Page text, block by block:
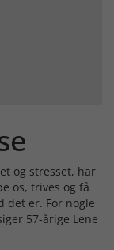
og stresset, har
os, trives og få
det er. For nogle
57-årige Lene